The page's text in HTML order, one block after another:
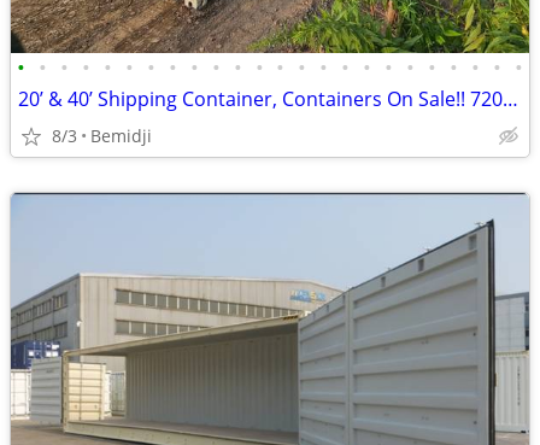
• • • • • • • • • • • • • • • • • • • • • • • •
20’ & 40’ Shipping Container, Containers On Sale!! 720-315-2454
8/3 Bemidji